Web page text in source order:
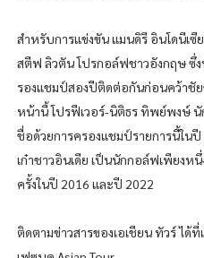
สำหรับการแข่งขัน แมนดิรี อินโดนีเ
สตีฟ ลิวตัน โปรกอล์ฟชาวอังกฤษ ซึ่ง
รองแชมป์สองปีติดต่อกันก่อนคว้าชัย
หน้านี้ โปรฟีเวอร์-นิติธร ทิพย์พงษ์
ชื่อด้วยการครองแชมป์รายการนี้ใน
เก๋าชาวอินเดีย เป็นนักกอล์ฟเพียงห
ครั้งในปี 2016 และปี 2022
ติดตามข่าวสารของเอเชียน ทัวร์ ได้ที่